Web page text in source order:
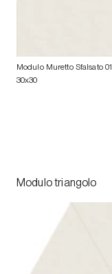
Modulo Muretto Sfalsato
30x30
Modulo triangolo